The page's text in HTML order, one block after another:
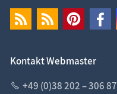
Kontakt Webmaster
+49 (0)38 202 – 306 87